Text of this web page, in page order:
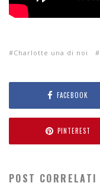
Charlotte una di noi
FACEBOOK
PINTEREST
POST CORRELATI